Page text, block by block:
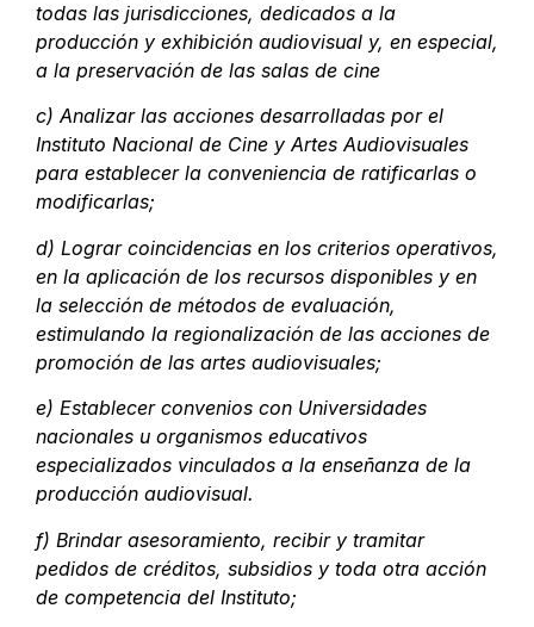
todas las jurisdicciones, dedicados a la
producción y exhibición audiovisual y, en especial,
a la preservación de las salas de cine
c) Analizar las acciones desarrolladas por el
Instituto Nacional de Cine y Artes Audiovisuales
para establecer la conveniencia de ratificarlas o
modificarlas;
d) Lograr coincidencias en los criterios operativos,
en la aplicación de los recursos disponibles y en
la selección de métodos de evaluación,
estimulando la regionalización de las acciones de
promoción de las artes audiovisuales;
e) Establecer convenios con Universidades
nacionales u organismos educativos
especializados vinculados a la enseñanza de la
producción audiovisual.
f) Brindar asesoramiento, recibir y tramitar
pedidos de créditos, subsidios y toda otra acción
de competencia del Instituto;